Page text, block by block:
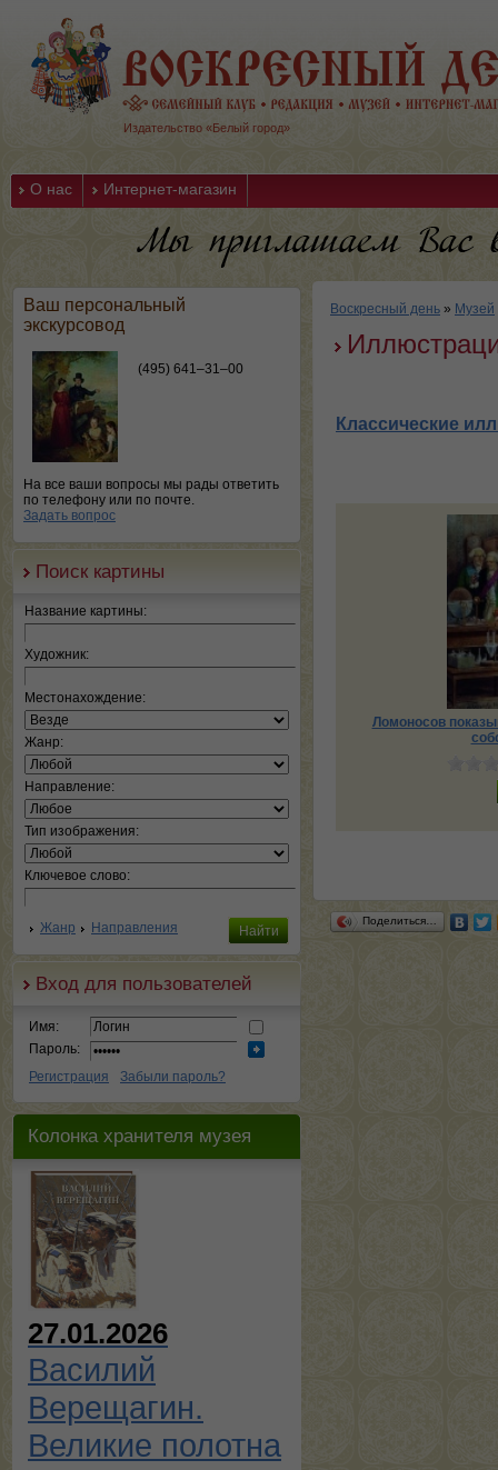
Издательство «Белый город»
О нас Интернет-магазин
Ваш персональный
экскурсовод
(495) 641–31–00
На все ваши вопросы мы рады ответить
по телефону или по почте.
Задать вопрос
Поиск картины
Название картины:
Художник:
Местонахождение:
Жанр:
Направление:
Тип изображения:
Ключевое слово:
Жанр Направления
Вход для пользователей
Имя:
Пароль:
Регистрация
Забыли пароль?
Колонка хранителя музея
27.01.2026
Василий
Верещагин.
Великие полотна
Воскресный день » Музей
Классические
Ломоносов
Поделиться…